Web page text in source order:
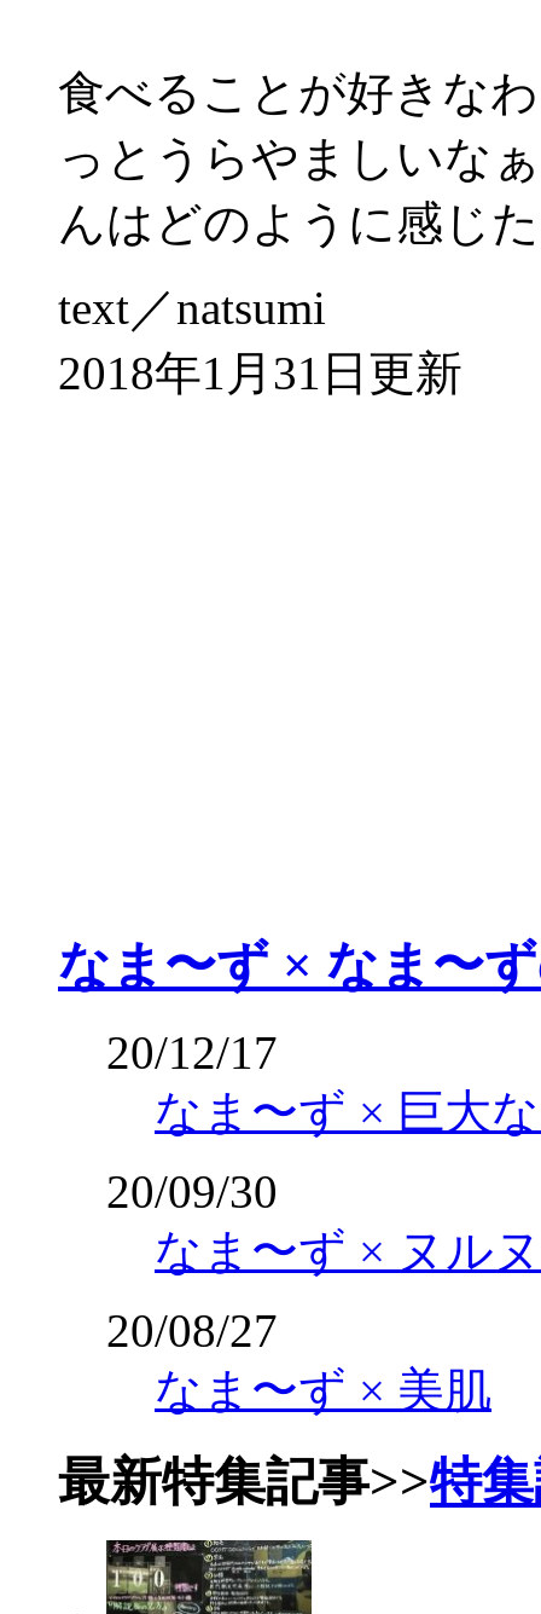
食べることが好きな
っとうらやましいな
んはどのように感じ
text／natsumi
2018年1月31日更新
なま〜ず × なま〜
20/12/17
なま〜ず × 巨大
20/09/30
なま〜ず × ヌル
20/08/27
なま〜ず × 美肌
最新特集記事>>特